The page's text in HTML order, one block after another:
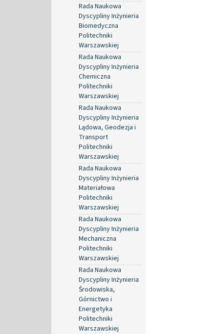
Rada Naukowa
Dyscypliny Inżynieria
Biomedyczna
Politechniki
Warszawskiej
Rada Naukowa
Dyscypliny Inżynieria
Chemiczna
Politechniki
Warszawskiej
Rada Naukowa
Dyscypliny Inżynieria
Lądowa, Geodezja i
Transport
Politechniki
Warszawskiej
Rada Naukowa
Dyscypliny Inżynieria
Materiałowa
Politechniki
Warszawskiej
Rada Naukowa
Dyscypliny Inżynieria
Mechaniczna
Politechniki
Warszawskiej
Rada Naukowa
Dyscypliny Inżynieria
Środowiska,
Górnictwo i
Energetyka
Politechniki
Warszawskiej